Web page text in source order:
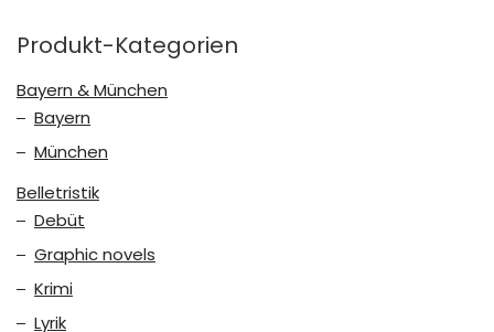
Produkt-Kategorien
Bayern & München
Bayern
München
Belletristik
Debüt
Graphic novels
Krimi
Lyrik